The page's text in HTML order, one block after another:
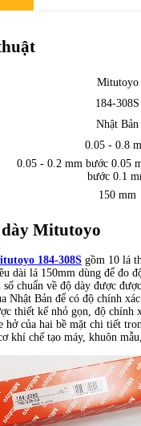
Mitutoyo
184-308S
Nhật Bản
0.05 - 0.8
0.05 - 0.2 mm bước 0.05
bước 0.1
150 mm
Mitutoyo
184-308S gồm 10 lá
dài lá 150mm dùng để đo
chuẩn về độ dày được
Nhật Bản để có độ chính
thiết kế nhỏ gọn, độ chính
hở của hai bề mặt chi tiết
khí chế tạo máy, khuôn